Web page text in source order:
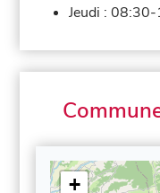
Jeudi :08:30-
+